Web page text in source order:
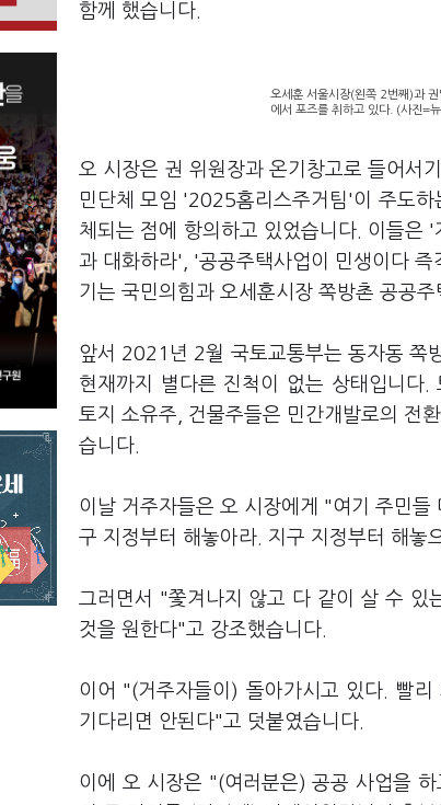
함께 했습니다.
오세훈 서울시장(왼쪽 2번째)과
에서 포즈를 취하고 있다. (사진=
오 시장은 권 위원장과 온기창고로 들어서
민단체 모임 '2025홈리스주거팀'이 주도하
체되는 점에 항의하고 있었습니다. 이들은
과 대화하라', '공공주택사업이 민생이다
기는 국민의힘과 오세훈시장 쪽방촌 공공
앞서 2021년 2월 국토교통부는 동자동 쪽
현재까지 별다른 진척이 없는 상태입니다.
토지 소유주, 건물주들은 민간개발로의 전
습니다.
이날 거주자들은 오 시장에게 "여기 주민
구 지정부터 해놓아라. 지구 지정부터 해놓
그러면서 "쫓겨나지 않고 다 같이 살 수 있
것을 원한다"고 강조했습니다.
이어 "(거주자들이) 돌아가시고 있다. 빨
기다리면 안된다"고 덧붙였습니다.
이에 오 시장은 "(여러분은) 공공 사업을